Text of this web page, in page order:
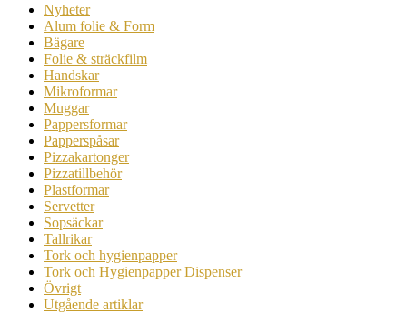
Nyheter
Alum folie & Form
Bägare
Folie & sträckfilm
Handskar
Mikroformar
Muggar
Pappersformar
Papperspåsar
Pizzakartonger
Pizzatillbehör
Plastformar
Servetter
Sopsäckar
Tallrikar
Tork och hygienpapper
Tork och Hygienpapper Dispenser
Övrigt
Utgående artiklar